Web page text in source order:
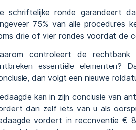
schriftelijke ronde garandeert
75% van alle procedures
drie of vier rondes voordat de
controleert de rechtbank
essentiële elementen?
dan volgt een nieuwe
kan in zijn conclusie van
dan zelf iets van u als
vordert in reconventie €